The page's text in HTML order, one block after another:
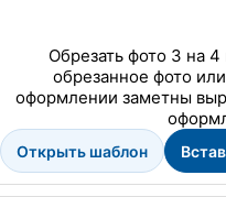
Обрезать фото 3 на 4
обрезанное фото
оформлении заметны
Открыть шаблон